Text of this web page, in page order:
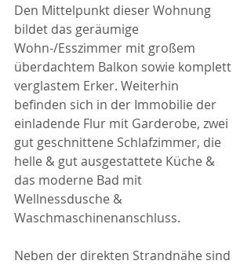
Den Mittelpunkt dieser Wohnung
bildet das geräumige
Wohn-/Esszimmer mit großem
überdachtem Balkon sowie komplett
verglastem Erker. Weiterhin
befinden sich in der Immobilie der
einladende Flur mit Garderobe, zwei
gut geschnittene Schlafzimmer, die
helle & gut ausgestattete Küche &
das moderne Bad mit
Wellnessdusche &
Waschmaschinenanschluss.
Neben der direkten Strandnähe sind